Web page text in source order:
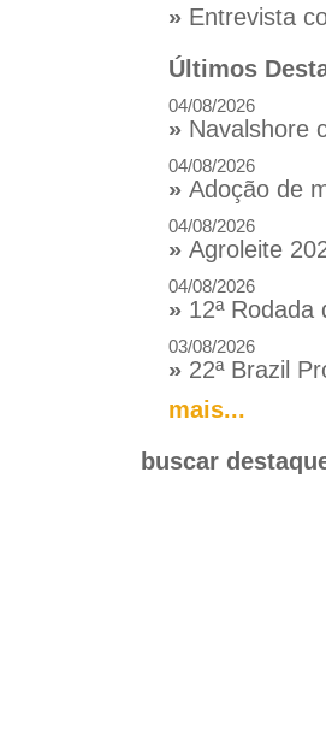
» Entrevista
Últimos
04/08/2026
» Navalshore
04/08/2026
» Adoção de
04/08/2026
» Agroleite
04/08/2026
» 12ª
03/08/2026
» 22ª Brazil
mais...
buscar